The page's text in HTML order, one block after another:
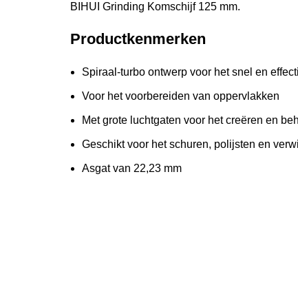
BIHUI Grinding Komschijf 125 mm.
Productkenmerken
Spiraal-turbo ontwerp voor het snel en
Voor het voorbereiden van oppervlakken
Met grote luchtgaten voor het creëren en
Geschikt voor het schuren, polijsten en
Asgat van 22,23 mm